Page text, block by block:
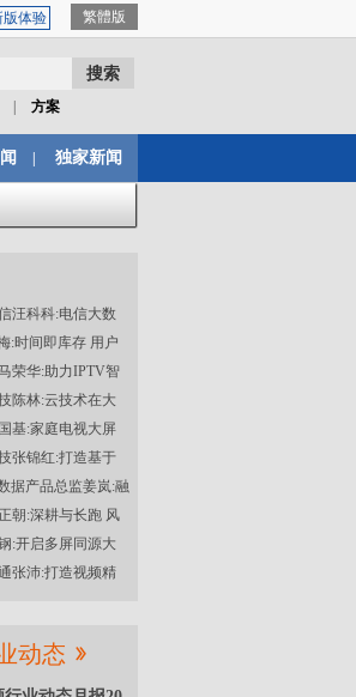
版体验 繁體版
独家新闻
汪科科:电信大数
:时间即库存 用户
荣华:助力IPTV智
陈林:云技术在大
基:家庭电视大屏
张锦红:打造基于
据产品总监姜岚:融
朝:深耕与长跑 风
:开启多屏同源大
张沛:打造视频精
动态